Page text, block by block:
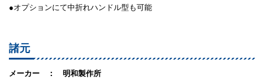
●オプションにて中折れハンドル型も可能
諸元
メーカー ： 明和製作所